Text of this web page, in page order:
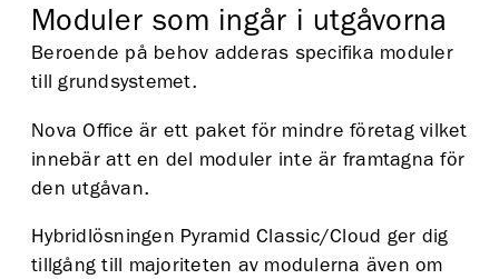
Moduler som ingår i utgåvorna
Beroende på behov adderas specifika moduler
till grundsystemet.
Nova Office är ett paket för mindre företag vilket
innebär att en del moduler inte är framtagna för
den utgåvan.
Hybridlösningen Pyramid Classic/Cloud ger dig
tillgång till majoriteten av modulerna även om